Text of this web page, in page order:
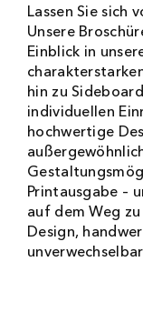
Lassen Sie sich
Unsere
Einblick in
hin zu
individuellen
hochwertige
Printausgabe –
auf dem Weg
Design,